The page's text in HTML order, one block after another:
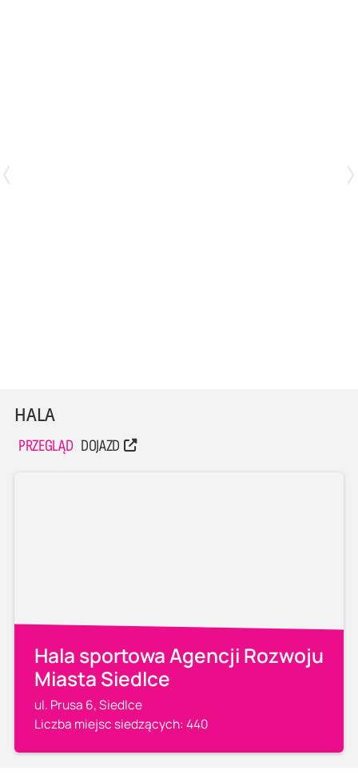
HALA
PRZEGLĄD DOJAZD
Hala sportowa Agencji Rozwoju
Miasta Siedlce
ul. Prusa 6, Siedlce
Liczba miejsc siedzących: 440